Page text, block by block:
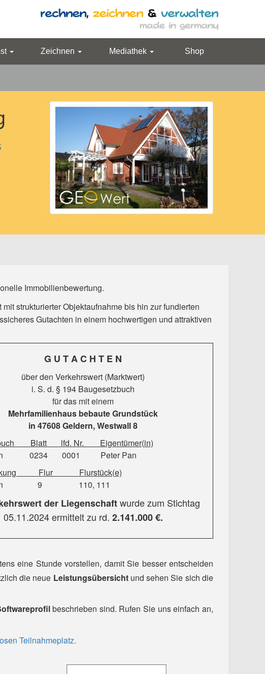
Zeichnen Mediathek Shop
Immobilienbewertung.
strukturierter Objektaufnahme bis hin zur fundierten
Gutachten in einem hochwertigen und attraktiven
G U T A C H T E N
über den Verkehrswert (Marktwert)
i. S. d. § 194 Baugesetzbuch
für das mit einem
Mehrfamilienhaus bebaute Grundstück
in 47608 Geldern, Westwall 8
Blatt lfd. Nr. Eigentümer(in)
0234 0001 Peter Pan
Flur Flurstück(e)
9 110, 111
der Liegenschaftwurde zum Stichtag
05.11.2024 ermittelt zu rd. 2.141.000 €.
eine Stunde vorstellen, damit Sie besser entscheiden
die neue Leistungsübersichtund sehen Sie sich die
beschrieben sind. Rufen Sie uns einfach an,
Teilnahmeplatz.